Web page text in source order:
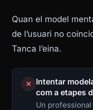
Quan el model
de l’usuari no
Tanca l’eina.
✕
Intentar
com a etapes
Un